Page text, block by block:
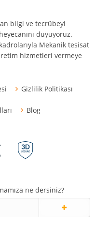
bilgi ve tecrübeyi
duyuyoruz.
Mekanik tesisat
hizmetleri vermeye
Gizlilik Politikası
Blog
ne dersiniz?